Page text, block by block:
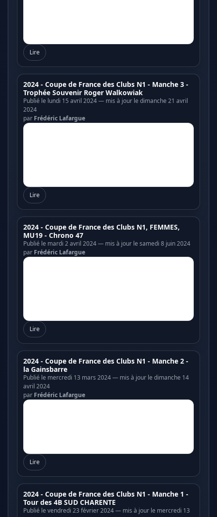
Lire
2024 - Coupe de France des Clubs N1 - Manche 3 -
Trophée Souvenir Roger Walkowiak
Publié le lundi 15 avril 2024 — mis à jour le dimanche 21 avril
2024
par Frédéric Lafargue
Lire
2024 - Coupe de France des Clubs N1, FEMMES,
MU19 - Chrono 47
Publié le mardi 2 avril 2024 — mis à jour le samedi 8 juin 2024
par Frédéric Lafargue
Lire
2024 - Coupe de France des Clubs N1 - Manche 2 -
la Gainsbarre
Publié le mercredi 13 mars 2024 — mis à jour le dimanche 14
avril 2024
par Frédéric Lafargue
Lire
2024 - Coupe de France des Clubs N1 - Manche 1 -
Tour des 4B SUD CHARENTE
Publié le vendredi 23 février 2024 — mis à jour le mercredi 13